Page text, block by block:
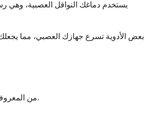
يستخدم دماغك النواقل العصبية، وهي
بعض الأدوية تسرع جهازك العصبي، مما
من المعروف أن العديد من فئات الأدوية تتداخل مع أنماط النوم. معرفة أي منها قد يؤثر عليك يمكن أن يساعدك في إجراء محادثة أكثر استنارة مع مقدم الرعاية الصحية الخاص بك.